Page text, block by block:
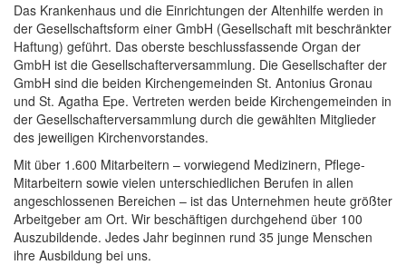
Das Krankenhaus und die Einrichtungen der Altenhilfe werden in
der Gesellschaftsform einer GmbH (Gesellschaft mit beschränkter
Haftung) geführt. Das oberste beschlussfassende Organ der
GmbH ist die Gesellschafterversammlung. Die Gesellschafter der
GmbH sind die beiden Kirchengemeinden St. Antonius Gronau
und St. Agatha Epe. Vertreten werden beide Kirchengemeinden in
der Gesellschafterversammlung durch die gewählten Mitglieder
des jeweiligen Kirchenvorstandes.
Mit über 1.600 Mitarbeitern – vorwiegend Medizinern, Pflege-
Mitarbeitern sowie vielen unterschiedlichen Berufen in allen
angeschlossenen Bereichen – ist das Unternehmen heute größter
Arbeitgeber am Ort. Wir beschäftigen durchgehend über 100
Auszubildende. Jedes Jahr beginnen rund 35 junge Menschen
ihre Ausbildung bei uns.